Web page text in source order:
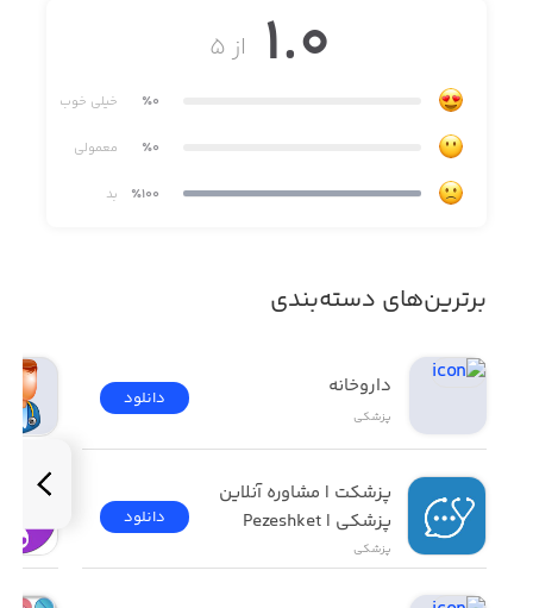
از ۵ 1.0
٪0 خیلی خوب
٪0 معمولی
٪100 بد
برترین‌های دسته‌بندی
داروخانه
پزشکی
دانلود
پزشکی | Pezeshket
پزشکی
دانلود